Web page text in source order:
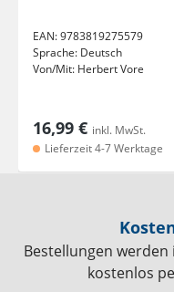
EAN:9783819275579
Sprache: Deutsch
Von/Mit: Herbert Vore
16,99 € inkl. MwSt.
Lieferzeit 4-7 Werktage
Bestellungen
kostenlos